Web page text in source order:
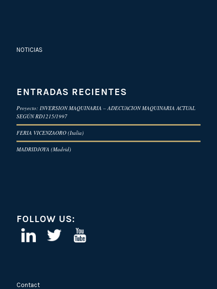
NOTICIAS
ENTRADAS RECIENTES
Proyecto: INVERSION MAQUINARIA – ADECUACION MAQUINARIA ACTUAL
SEGÚN RD1215/1997
FERIA VICENZAORO (Italia)
MADRIDJOYA (Madrid)
FOLLOW US:
Contact